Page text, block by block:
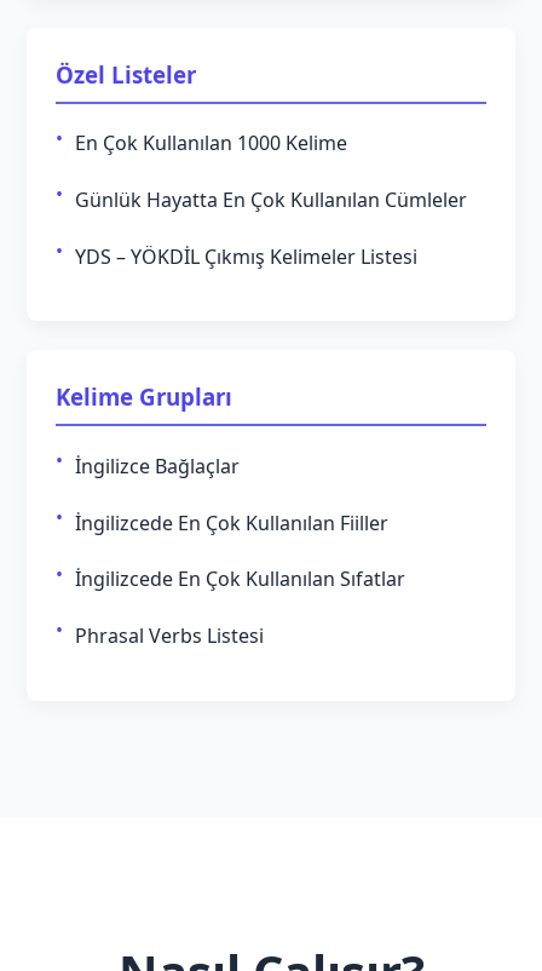
Özel Listeler
En Çok Kullanılan 1000 Kelime
Günlük Hayatta En Çok Kullanılan Cümleler
YDS – YÖKDİL Çıkmış Kelimeler Listesi
Kelime Grupları
İngilizce Bağlaçlar
İngilizcede En Çok Kullanılan Fiiller
İngilizcede En Çok Kullanılan Sıfatlar
Phrasal Verbs Listesi